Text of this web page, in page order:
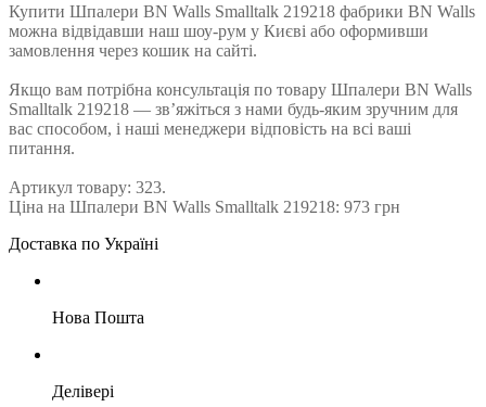
Купити Шпалери BN Walls Smalltalk 219218 фабрики BN Walls
можна відвідавши наш шоу-рум у Києві або оформивши
замовлення через кошик на сайті.
Якщо вам потрібна консультація по товару Шпалери BN Walls
Smalltalk 219218 — зв’яжіться з нами будь-яким зручним для
вас способом, і наші менеджери відповість на всі ваші
питання.
Артикул товару: 323.
Ціна на Шпалери BN Walls Smalltalk 219218: 973 грн
Доставка по Україні
Нова Пошта
Делівері